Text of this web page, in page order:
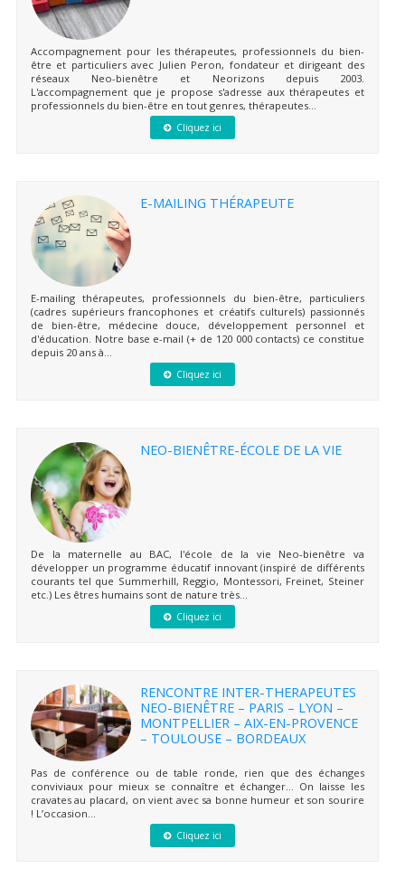
Accompagnement pour les thérapeutes, professionnels du bien-
être et particuliers avec Julien Peron, fondateur et dirigeant des
réseaux Neo-bienêtre et Neorizons depuis 2003.
L'accompagnement que je propose s'adresse aux thérapeutes et
professionnels du bien-être en tout genres, thérapeutes...
Cliquez ici
E-MAILING THÉRAPEUTE
E-mailing thérapeutes, professionnels du bien-être, particuliers
(cadres supérieurs francophones et créatifs culturels) passionnés
de bien-être, médecine douce, développement personnel et
d'éducation. Notre base e-mail (+ de 120 000 contacts) ce constitue
depuis 20 ans à...
Cliquez ici
NEO-BIENÊTRE-ÉCOLE DE LA VIE
De la maternelle au BAC, l'école de la vie Neo-bienêtre va
développer un programme éducatif innovant (inspiré de différents
courants tel que Summerhill, Reggio, Montessori, Freinet, Steiner
etc.) Les êtres humains sont de nature très...
Cliquez ici
RENCONTRE INTER-THERAPEUTES
NEO-BIENÊTRE – PARIS – LYON –
MONTPELLIER – AIX-EN-PROVENCE
– TOULOUSE – BORDEAUX
Pas de conférence ou de table ronde, rien que des échanges
conviviaux pour mieux se connaître et échanger… On laisse les
cravates au placard, on vient avec sa bonne humeur et son sourire
! L’occasion...
Cliquez ici